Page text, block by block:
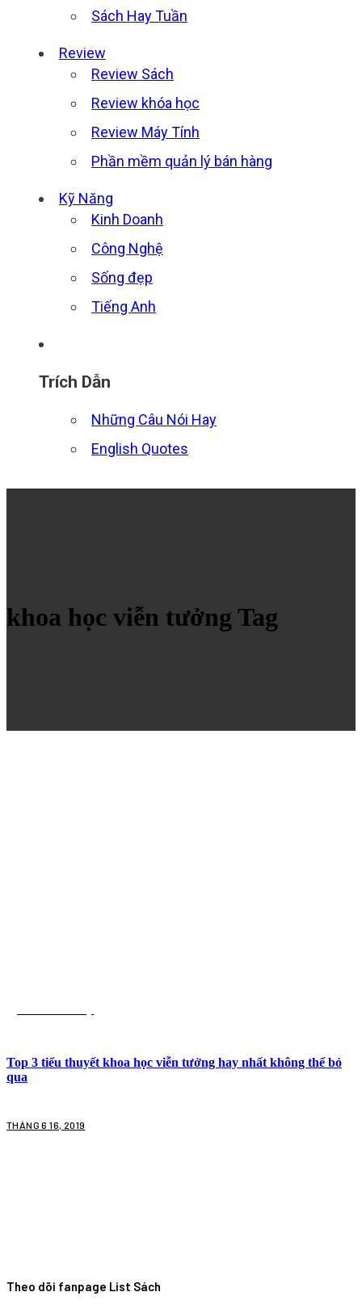
Sách Hay Tuần
Review
Review Sách
Review khóa học
Review Máy Tính
Phần mềm quản lý bán hàng
Kỹ Năng
Kinh Doanh
Công Nghệ
Sống đẹp
Tiếng Anh
Trích Dẫn
Những Câu Nói Hay
English Quotes
khoa học viễn tưởng Tag
Top 3 tiểu thuyết khoa học viễn tưởng hay nhất không thể bỏ
qua
THÁNG 6 16, 2019
Theo dõi fanpage List Sách